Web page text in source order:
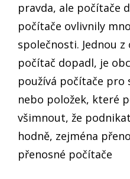
pravda, ale počítače
počítače ovlivnily
společnosti. Jednou
počítač dopadl, je
používá počítače pro
nebo položek, které
všimnout, že
hodně, zejména
přenosné počítače